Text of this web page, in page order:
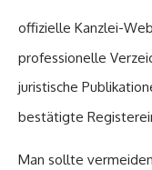
offizielle Kanzlei-
professionelle
juristische
bestätigte
Man sollte